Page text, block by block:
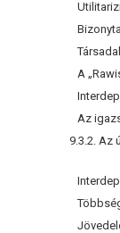
A
Az
Többségi